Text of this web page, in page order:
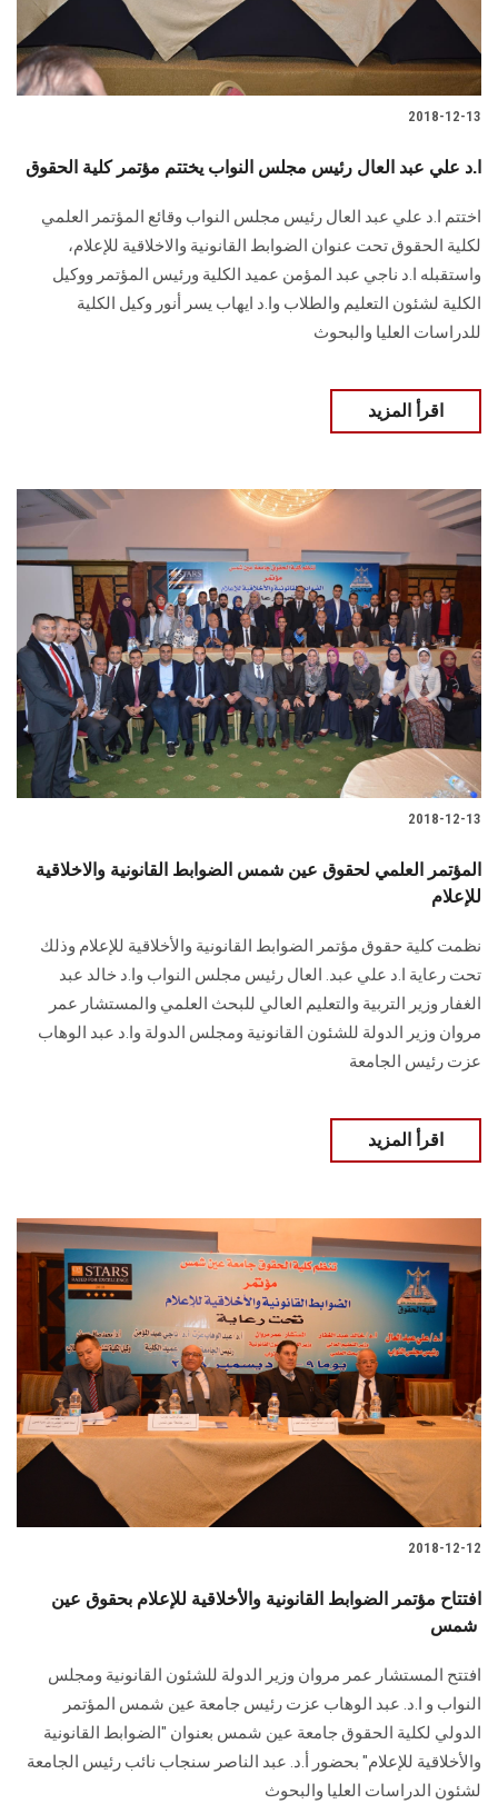
2018-12-13
ا.د علي عبد العال رئيس مجلس النواب يختتم مؤتمر كلية الحقوق
اختتم ا.د علي عبد العال رئيس مجلس النواب وقائع المؤتمر العلمي
لكلية الحقوق تحت عنوان الضوابط القانونية والاخلاقية للإعلام،
واستقبله ا.د ناجي عبد المؤمن عميد الكلية ورئيس المؤتمر ووكيل
الكلية لشئون التعليم والطلاب وا.د ايهاب يسر أنور وكيل الكلية
للدراسات العليا والبحوث
اقرأ المزيد
2018-12-13
المؤتمر العلمي لحقوق عين شمس الضوابط القانونية والاخلاقية
للإعلام
نظمت كلية حقوق مؤتمر الضوابط القانونية والأخلاقية للإعلام وذلك
تحت رعاية ا.د علي عبد. العال رئيس مجلس النواب وا.د خالد عبد
الغفار وزير التربية والتعليم العالي للبحث العلمي والمستشار عمر
مروان وزير الدولة للشئون القانونية ومجلس الدولة وا.د عبد الوهاب
عزت رئيس الجامعة
اقرأ المزيد
2018-12-12
افتتاح مؤتمر الضوابط القانونية والأخلاقية للإعلام بحقوق عين
افتتح المستشار عمر مروان وزير الدولة للشئون القانونية ومجلس
النواب و ا.د. عبد الوهاب عزت رئيس جامعة عين شمس المؤتمر
الدولي لكلية الحقوق جامعة عين شمس بعنوان "الضوابط القانونية
والأخلاقية للإعلام" بحضور أ.د. عبد الناصر سنجاب نائب رئيس الجامعة
لشئون الدراسات العليا والبحوث